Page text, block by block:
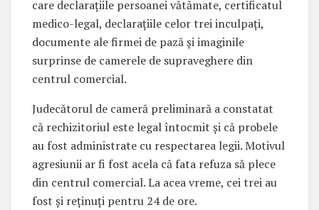
care declarațiile persoanei vătămate, certificatul
medico-legal, declarațiile celor trei inculpați,
documente ale firmei de pază și imaginile
surprinse de camerele de supraveghere din
centrul comercial.
Judecătorul de cameră preliminară a constatat
că rechizitoriul este legal întocmit și că probele
au fost administrate cu respectarea legii. Motivul
agresiunii ar fi fost acela că fata refuza să plece
din centrul comercial. La acea vreme, cei trei au
fost și reținuți pentru 24 de ore.